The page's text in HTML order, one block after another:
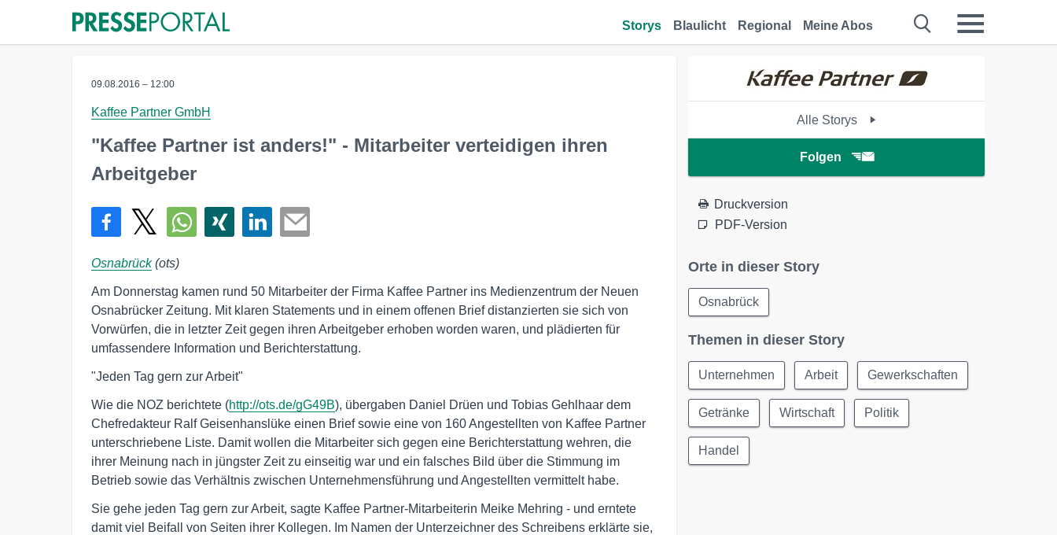
Storys Blaulicht Regional Meine Abos
09.08.2016 – 12:00
Kaffee Partner GmbH
"Kaffee Partner ist anders!" - Mitarbeiter verteidigen ihren
Arbeitgeber
Osnabrück(ots)
Am Donnerstag kamen rund 50 Mitarbeiter der Firma Kaffee Partner ins Medienzentrum der Neuen
Osnabrücker Zeitung. Mit klaren Statements und in einem offenen Brief distanzierten sie sich von
Vorwürfen, die in letzter Zeit gegen ihren Arbeitgeber erhoben worden waren, und plädierten für
umfassendere Information und Berichterstattung.
"Jeden Tag gern zur Arbeit"
Wie die NOZ berichtete (http://ots.de/gG49B), übergaben Daniel Drüen und Tobias Gehlhaar dem
Chefredakteur Ralf Geisenhanslüke einen Brief sowie eine von 160 Angestellten von Kaffee Partner
unterschriebene Liste. Damit wollen die Mitarbeiter sich gegen eine Berichterstattung wehren, die
ihrer Meinung nach in jüngster Zeit zu einseitig war und ein falsches Bild über die Stimmung im
Betrieb sowie das Verhältnis zwischen Unternehmensführung und Angestellten vermittelt habe.
Sie gehe jeden Tag gern zur Arbeit, sagte Kaffee Partner-Mitarbeiterin Meike Mehring - und erntete
damit viel Beifall von Seiten ihrer Kollegen. Im Namen der Unterzeichner des Schreibens erklärte sie,
Alle Storys
Folgen
Druckversion
PDF-Version
Orte in dieser Story
Osnabrück
Themen in dieser Story
Unternehmen Arbeit Gewerkschaften
Getränke Wirtschaft Politik
Handel